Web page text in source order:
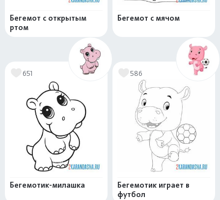
Бегемот с открытым
ртом
Бегемот с мячом
651
Бегемотик-милашка
586
Бегемотик играет в
футбол